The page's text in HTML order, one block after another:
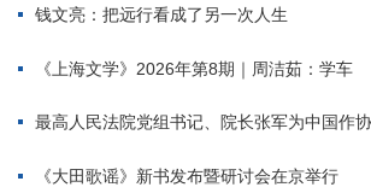
钱文亮：把远行看成了另一次人生
《上海文学》2026年第8期｜周洁茹：学车
最高人民法院党组书记、院长张军为中国作
《大田歌谣》新书发布暨研讨会在京举行